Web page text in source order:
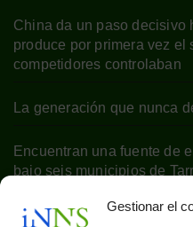
Gestionar el
China da un paso decisivo
produce por primera vez
competidores controlaban
La generación que nunca
Encuentran una fuente de
bajo seis municipios de